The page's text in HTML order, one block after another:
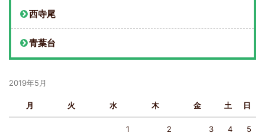
西寺尾
青葉台
2019年5月
月 火 水 木 金 土 日
1 2 3 4 5